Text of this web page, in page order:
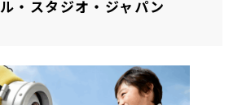
・スタジオ・ジャパン